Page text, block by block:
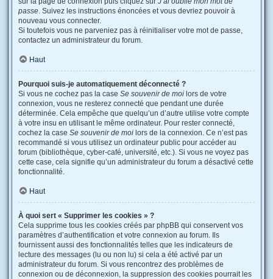
passe. Suivez les instructions énoncées et vous devriez pouvoir à
nouveau vous connecter.
Si toutefois vous ne parveniez pas à réinitialiser votre mot de passe,
contactez un administrateur du forum.
Haut
Pourquoi suis-je automatiquement déconnecté ?
Si vous ne cochez pas la case Se souvenir de moi lors de votre
connexion, vous ne resterez connecté que pendant une durée
déterminée. Cela empêche que quelqu’un d’autre utilise votre compte
à votre insu en utilisant le même ordinateur. Pour rester connecté,
cochez la case Se souvenir de moi lors de la connexion. Ce n’est pas
recommandé si vous utilisez un ordinateur public pour accéder au
forum (bibliothèque, cyber-café, université, etc.). Si vous ne voyez pas
cette case, cela signifie qu’un administrateur du forum a désactivé cette
fonctionnalité.
Haut
À quoi sert « Supprimer les cookies » ?
Cela supprime tous les cookies créés par phpBB qui conservent vos
paramètres d’authentification et votre connexion au forum. Ils
fournissent aussi des fonctionnalités telles que les indicateurs de
lecture des messages (lu ou non lu) si cela a été activé par un
administrateur du forum. Si vous rencontrez des problèmes de
connexion ou de déconnexion, la suppression des cookies pourrait les